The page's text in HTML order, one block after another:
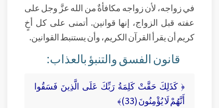
في زواجه، لأن زواجه مكافأةٌ من الله عزَّ وجل على
عفته قبل الزواج، إنها قوانين. أتمنى على كل أخٍ
كريم أن يقرأ القرآن الكريم، وأن يستنبط القوانين.
قانون الفسق والتنبؤ بالعذاب:
﴿ كَذَلِكَ حَقَّتْ كَلِمَةُ رَبِّكَ عَلَى الَّذِينَ فَسَقُوا
أَنَّهُمْ لَا يُؤْمِنُونَ (33)﴾